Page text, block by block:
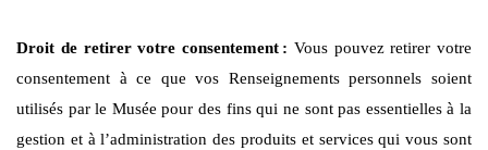
Droit de retirer votre consentement : Vous pouvez retirer votre
consentement à ce que vos Renseignements personnels soient
utilisés par le Musée pour des fins qui ne sont pas essentielles à la
gestion et à l’administration des produits et services qui vous sont